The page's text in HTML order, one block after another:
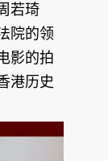
若琦
院的领
影的拍
港历史